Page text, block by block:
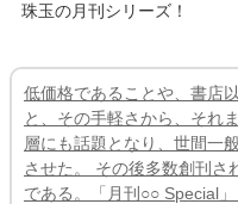
珠玉の月刊シリーズ！
低価格であることや、書店
と、その手軽さから、それ
層にも話題となり、世間一
させた。 その後多数創刊さ
である。「月刊○○ Special